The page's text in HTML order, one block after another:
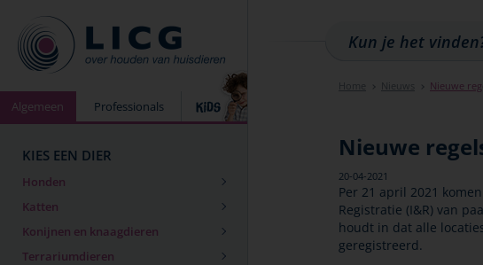
Algemeen Professionals
KIES EEN DIER
Honden
Katten
Konijnen en knaagdieren
Terrariumdieren
Home Nieuws Nieuwe
Nieuwe
20-04-2021
Per 21 april 2021
Registratie (I&R) van
houdt in dat alle
geregistreerd.